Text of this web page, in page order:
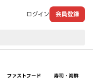
ログイン 会員登録
ファストフード 寿司・海鮮